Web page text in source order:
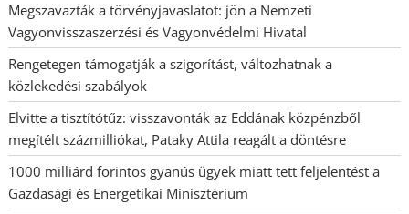
Megszavazták a törvényjavaslatot: jön a Nemzeti
Vagyonvisszaszerzési és Vagyonvédelmi Hivatal
Rengetegen támogatják a szigorítást, változhatnak a
közlekedési szabályok
Elvitte a tisztítótűz: visszavonták az Eddának közpénzből
megítélt százmilliókat, Pataky Attila reagált a döntésre
1000 milliárd forintos gyanús ügyek miatt tett feljelentést a
Gazdasági és Energetikai Minisztérium